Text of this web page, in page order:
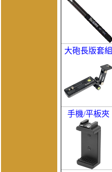
大砲長版套組
手機/平板夾